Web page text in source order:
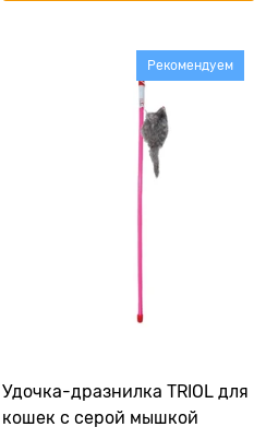
Удочка-дразнилка TRIOL для
кошек с серой мышкой
Рекомендуем